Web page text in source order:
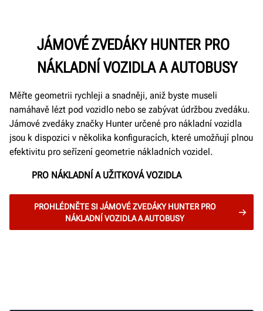
JÁMOVÉ ZVEDÁKY HUNTER PRO
NÁKLADNÍ VOZIDLA A AUTOBUSY
Měřte geometrii rychleji a snadněji, aniž byste museli
namáhavě lézt pod vozidlo nebo se zabývat údržbou zvedáku.
Jámové zvedáky značky Hunter určené pro nákladní vozidla
jsou k dispozici v několika konfiguracích, které umožňují plnou
efektivitu pro seřízení geometrie nákladních vozidel.
PRO NÁKLADNÍ A UŽITKOVÁ VOZIDLA
PROHLÉDNĚTE SI JÁMOVÉ ZVEDÁKY HUNTER PRO
NÁKLADNÍ VOZIDLA A AUTOBUSY